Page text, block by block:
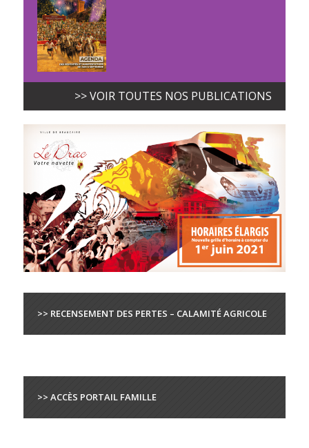
>> VOIR TOUTES NOS PUBLICATIONS
>> RECENSEMENT DES PERTES – CALAMITÉ AGRICOLE
>> ACCÈS PORTAIL FAMILLE